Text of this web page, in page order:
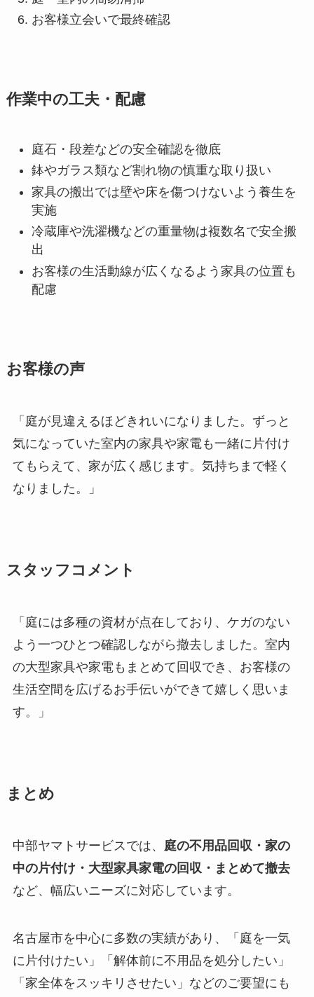
お客様立会いで最終確認
作業中の工夫・配慮
庭石・段差などの安全確認を徹底
鉢やガラス類など割れ物の慎重な取り扱い
家具の搬出では壁や床を傷つけないよう養生を
実施
冷蔵庫や洗濯機などの重量物は複数名で安全搬
出
お客様の生活動線が広くなるよう家具の位置も
配慮
お客様の声
「庭が見違えるほどきれいになりました。ずっと
気になっていた室内の家具や家電も一緒に片付け
てもらえて、家が広く感じます。気持ちまで軽く
なりました。」
スタッフコメント
「庭には多種の資材が点在しており、ケガのない
よう一つひとつ確認しながら撤去しました。室内
の大型家具や家電もまとめて回収でき、お客様の
生活空間を広げるお手伝いができて嬉しく思いま
す。」
まとめ
中部ヤマトサービスでは、
庭の不用品回収・家の
中の片付け・大型家具家電の回収・まとめて撤去
など、幅広いニーズに対応しています。
名古屋市を中心に多数の実績があり、「庭を一気
に片付けたい」「解体前に不用品を処分したい」
「家全体をスッキリさせたい」などのご要望にも